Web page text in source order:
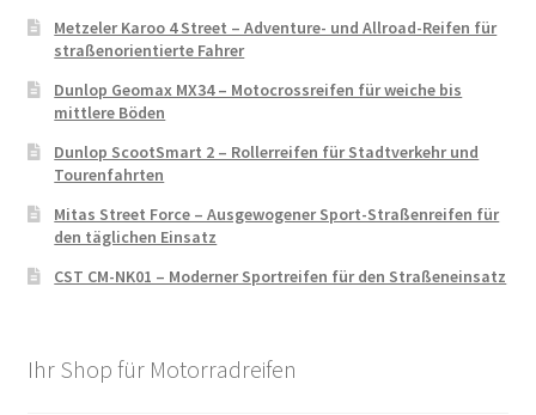
Metzeler Karoo 4 Street – Adventure- und Allroad-Reifen für
straßenorientierte Fahrer
Dunlop Geomax MX34 – Motocrossreifen für weiche bis
mittlere Böden
Dunlop ScootSmart 2 – Rollerreifen für Stadtverkehr und
Tourenfahrten
Mitas Street Force – Ausgewogener Sport-Straßenreifen für
den täglichen Einsatz
CST CM-NK01 – Moderner Sportreifen für den Straßeneinsatz
Ihr Shop für Motorradreifen